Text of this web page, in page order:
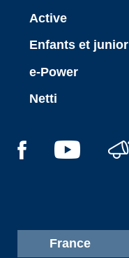
Active
Enfants et junior
e-Power
Netti
France